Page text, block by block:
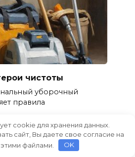
чистоты
уборочный
правила
cookie для хранения данных.
сайт, Вы даете свое согласие на
файлами.
OK